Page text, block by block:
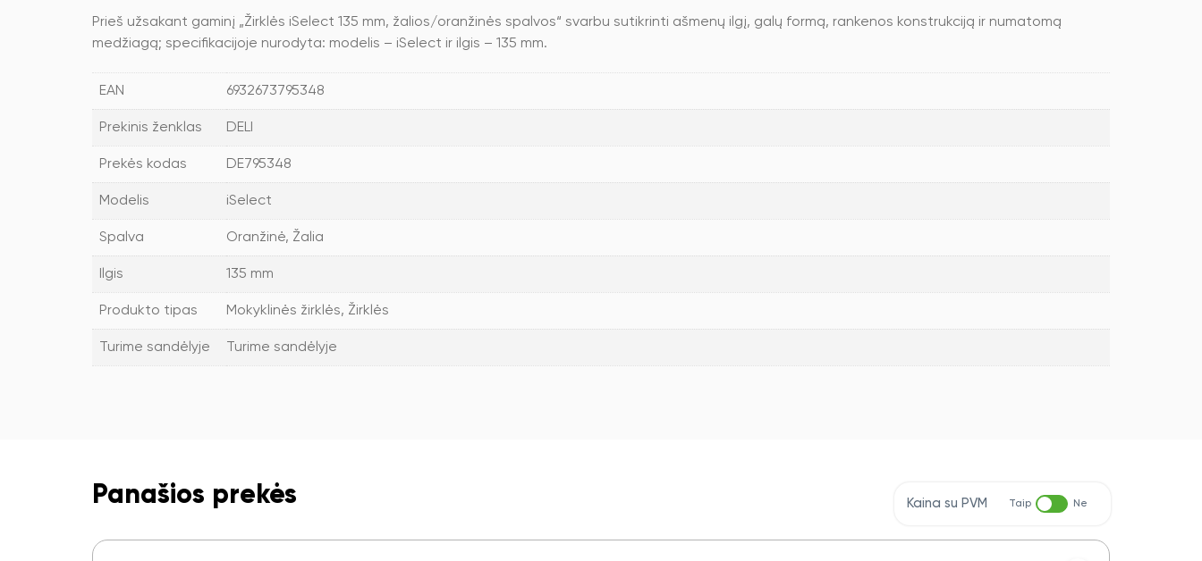
Prieš užsakant gaminį „Žirklės iSelect 135 mm, žalios/oranžinės spalvos“ svarbu sutikrinti ašmenų ilgį, galų formą, rankenos konstrukciją ir numatomą
medžiagą; specifikacijoje nurodyta: modelis – iSelect ir ilgis – 135 mm.
EAN 6932673795348
Prekinis ženklas DELI
Prekės kodas DE795348
Modelis iSelect
Spalva Oranžinė, Žalia
Ilgis 135 mm
Produkto tipas Mokyklinės žirklės, Žirklės
Turime sandėlyje Turime sandėlyje
Panašios prekės Kaina su PVM Taip Ne